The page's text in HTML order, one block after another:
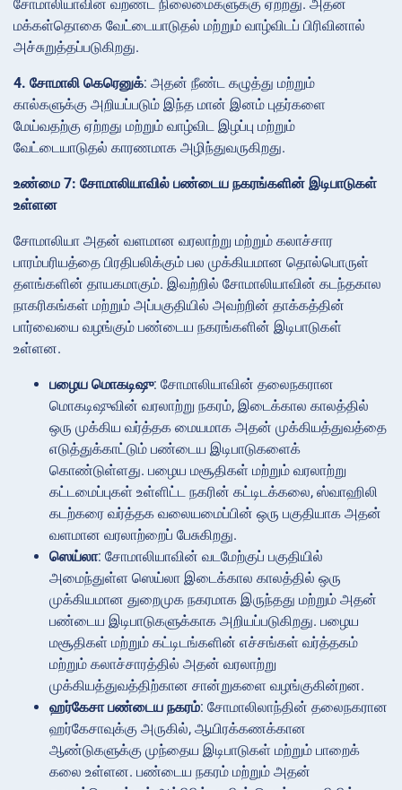
சோமாலியாவின் வறண்ட நிலைமைகளுக்கு ஏற்றது. அதன்
மக்கள்தொகை வேட்டையாடுதல் மற்றும் வாழ்விடப் பிரிவினால்
அச்சுறுத்தப்படுகிறது.
4. சோமாலி கெரெனுக்: அதன் நீண்ட கழுத்து மற்றும்
கால்களுக்கு அறியப்படும் இந்த மான் இனம் புதர்களை
மேய்வதற்கு ஏற்றது மற்றும் வாழ்விட இழப்பு மற்றும்
வேட்டையாடுதல் காரணமாக அழிந்துவருகிறது.
உண்மை 7: சோமாலியாவில் பண்டைய நகரங்களின் இடிபாடுகள்
உள்ளன
சோமாலியா அதன் வளமான வரலாற்று மற்றும் கலாச்சார
பாரம்பரியத்தை பிரதிபலிக்கும் பல முக்கியமான தொல்பொருள்
தளங்களின் தாயகமாகும். இவற்றில் சோமாலியாவின் கடந்தகால
நாகரிகங்கள் மற்றும் அப்பகுதியில் அவற்றின் தாக்கத்தின்
பார்வையை வழங்கும் பண்டைய நகரங்களின் இடிபாடுகள்
உள்ளன.
பழைய மொகடிஷு: சோமாலியாவின் தலைநகரான
மொகடிஷுவின் வரலாற்று நகரம், இடைக்கால காலத்தில்
ஒரு முக்கிய வர்த்தக மையமாக அதன் முக்கியத்துவத்தை
எடுத்துக்காட்டும் பண்டைய இடிபாடுகளைக்
கொண்டுள்ளது. பழைய மசூதிகள் மற்றும் வரலாற்று
கட்டமைப்புகள் உள்ளிட்ட நகரின் கட்டிடக்கலை, ஸ்வாஹிலி
கடற்கரை வர்த்தக வலையமைப்பின் ஒரு பகுதியாக அதன்
வளமான வரலாற்றைப் பேசுகிறது.
ஸெய்லா: சோமாலியாவின் வடமேற்குப் பகுதியில்
அமைந்துள்ள ஸெய்லா இடைக்கால காலத்தில் ஒரு
முக்கியமான துறைமுக நகரமாக இருந்தது மற்றும் அதன்
பண்டைய இடிபாடுகளுக்காக அறியப்படுகிறது. பழைய
மசூதிகள் மற்றும் கட்டிடங்களின் எச்சங்கள் வர்த்தகம்
மற்றும் கலாச்சாரத்தில் அதன் வரலாற்று
முக்கியத்துவத்திற்கான சான்றுகளை வழங்குகின்றன.
ஹர்கேசா பண்டைய நகரம்: சோமாலிலாந்தின் தலைநகரான
ஹர்கேசாவுக்கு அருகில், ஆயிரக்கணக்கான
ஆண்டுகளுக்கு முந்தைய இடிபாடுகள் மற்றும் பாறைக்
கலை உள்ளன. பண்டைய நகரம் மற்றும் அதன்